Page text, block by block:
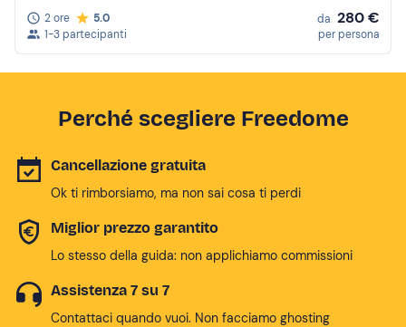
2 ore
5.0
1-3 partecipanti
da 280 €
per persona
Perché scegliere Freedome
Cancellazione gratuita
Ok ti rimborsiamo, ma non sai cosa ti perdi
Miglior prezzo garantito
Lo stesso della guida: non applichiamo commissioni
Assistenza 7 su 7
Contattaci quando vuoi. Non facciamo ghosting